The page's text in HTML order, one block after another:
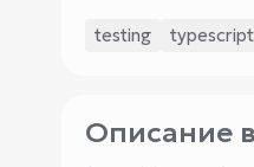
testing typescript
Описание